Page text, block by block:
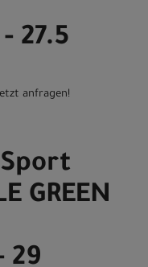
27.5
anfragen!
GREEN
29